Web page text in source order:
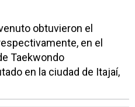
obtuvieron el
en el
Taekwondo
en la ciudad de Itajaí,